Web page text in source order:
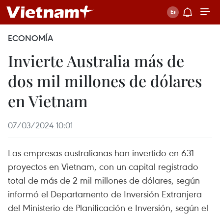
ECONOMÍA
Invierte Australia más de
dos mil millones de dólares
en Vietnam
07/03/2024 10:01
Las empresas australianas han invertido en 631
proyectos en Vietnam, con un capital registrado
total de más de 2 mil millones de dólares, según
informó el Departamento de Inversión Extranjera
del Ministerio de Planificación e Inversión, según el